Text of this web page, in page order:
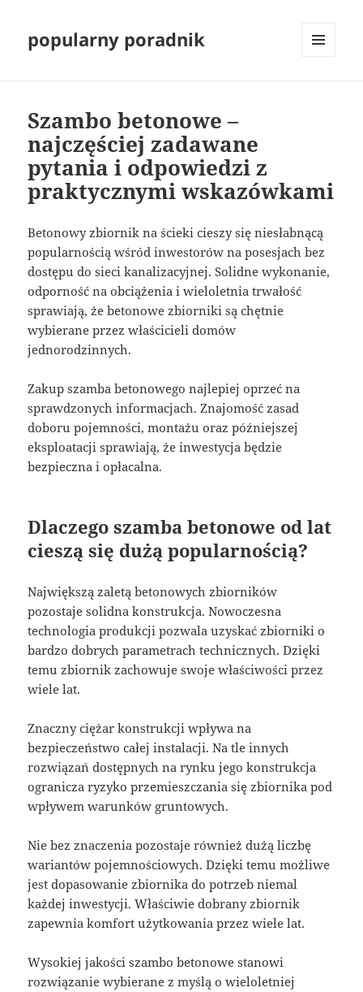
popularny poradnik
Szambo betonowe –
najczęściej zadawane
pytania i odpowiedzi z
praktycznymi wskazówkami
Betonowy zbiornik na ścieki cieszy się niesłabnącą
popularnością wśród inwestorów na posesjach bez
dostępu do sieci kanalizacyjnej. Solidne wykonanie,
odporność na obciążenia i wieloletnia trwałość
sprawiają, że betonowe zbiorniki są chętnie
wybierane przez właścicieli domów
jednorodzinnych.
Zakup szamba betonowego najlepiej oprzeć na
sprawdzonych informacjach. Znajomość zasad
doboru pojemności, montażu oraz późniejszej
eksploatacji sprawiają, że inwestycja będzie
bezpieczna i opłacalna.
Dlaczego szamba betonowe od lat
cieszą się dużą popularnością?
Największą zaletą betonowych zbiorników
pozostaje solidna konstrukcja. Nowoczesna
technologia produkcji pozwala uzyskać zbiorniki o
bardzo dobrych parametrach technicznych. Dzięki
temu zbiornik zachowuje swoje właściwości przez
wiele lat.
Znaczny ciężar konstrukcji wpływa na
bezpieczeństwo całej instalacji. Na tle innych
rozwiązań dostępnych na rynku jego konstrukcja
ogranicza ryzyko przemieszczania się zbiornika pod
wpływem warunków gruntowych.
Nie bez znaczenia pozostaje również dużą liczbę
wariantów pojemnościowych. Dzięki temu możliwe
jest dopasowanie zbiornika do potrzeb niemal
każdej inwestycji. Właściwie dobrany zbiornik
zapewnia komfort użytkowania przez wiele lat.
Wysokiej jakości szambo betonowe stanowi
rozwiązanie wybierane z myślą o wieloletniej